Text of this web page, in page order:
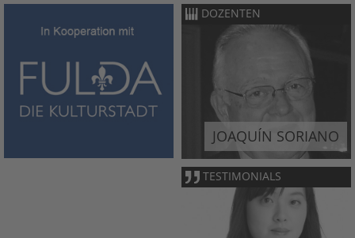
DOZENTEN
JOAQUÍN SORIANO
TESTIMONIALS